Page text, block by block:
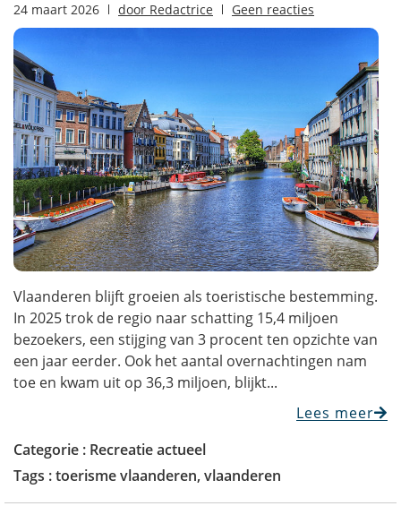
24 maart 2026 door Redactrice Geen reacties
Vlaanderen blijft groeien als toeristische bestemming.
In 2025 trok de regio naar schatting 15,4 miljoen
bezoekers, een stijging van 3 procent ten opzichte van
een jaar eerder. Ook het aantal overnachtingen nam
toe en kwam uit op 36,3 miljoen, blijkt...
Lees meer
Categorie : Recreatie actueel
Tags :toerisme vlaanderen, vlaanderen